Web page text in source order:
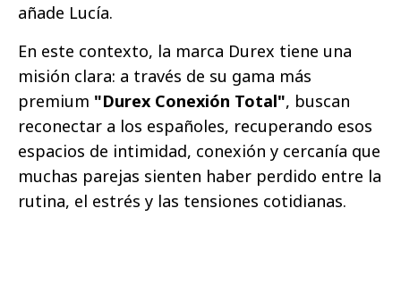
añade Lucía.
En este contexto, la marca Durex tiene una
misión clara: a través de su gama más
premium "Durex Conexión Total", buscan
reconectar a los españoles, recuperando esos
espacios de intimidad, conexión y cercanía que
muchas parejas sienten haber perdido entre la
rutina, el estrés y las tensiones cotidianas.